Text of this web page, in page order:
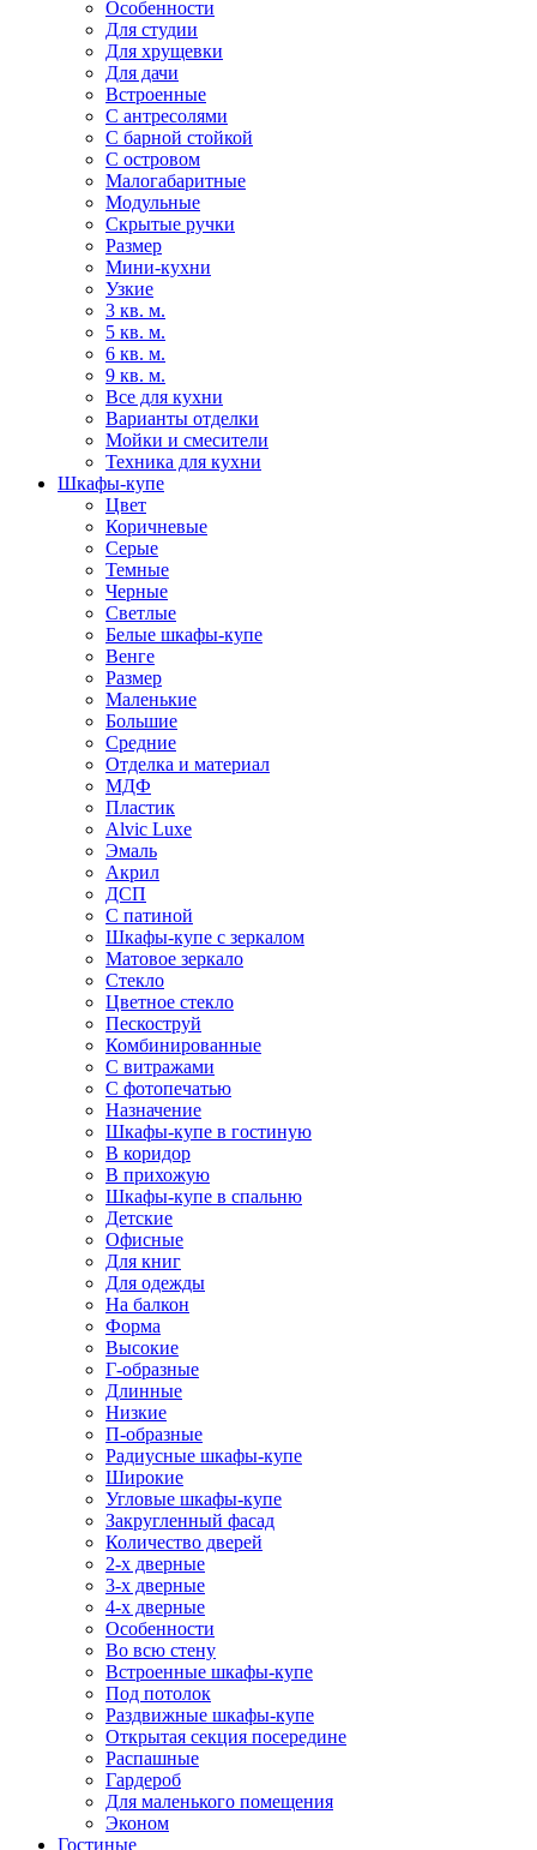
Особенности
Для студии
Для хрущевки
Для дачи
Встроенные
С антресолями
С барной стойкой
С островом
Малогабаритные
Модульные
Скрытые ручки
Размер
Мини-кухни
Узкие
3 кв. м.
5 кв. м.
6 кв. м.
9 кв. м.
Все для кухни
Варианты отделки
Мойки и смесители
Техника для кухни
Шкафы-купе
Цвет
Коричневые
Серые
Темные
Черные
Светлые
Белые шкафы-купе
Венге
Размер
Маленькие
Большие
Средние
Отделка и материал
МДФ
Пластик
Alvic Luxe
Эмаль
Акрил
ДСП
С патиной
Шкафы-купе с зеркалом
Матовое зеркало
Стекло
Цветное стекло
Пескоструй
Комбинированные
С витражами
С фотопечатью
Назначение
Шкафы-купе в гостиную
В коридор
В прихожую
Шкафы-купе в спальню
Детские
Офисные
Для книг
Для одежды
На балкон
Форма
Высокие
Г-образные
Длинные
Низкие
П-образные
Радиусные шкафы-купе
Широкие
Угловые шкафы-купе
Закругленный фасад
Количество дверей
2-х дверные
3-х дверные
4-х дверные
Особенности
Во всю стену
Встроенные шкафы-купе
Под потолок
Раздвижные шкафы-купе
Открытая секция посередине
Распашные
Гардероб
Для маленького помещения
Эконом
Гостиные